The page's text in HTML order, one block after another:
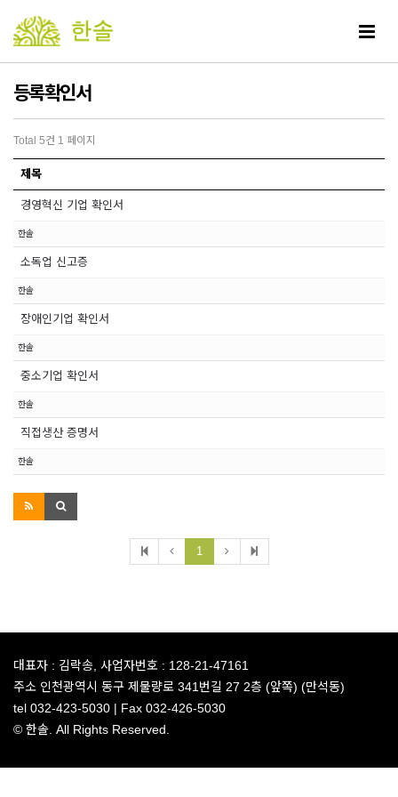
Toggle
등록확인서
Total 5건 1 페이지
제목
경영혁신 기업 확인서
한솔
소독업 신고증
한솔
장애인기업 확인서
한솔
중소기업 확인서
한솔
직접생산 증명서
한솔
1
대표자 : 김락송, 사업자번호 : 128-21-47161
주소 인천광역시 동구 제물량로 341번길 27 2층 (앞쪽) (만석동)
tel 032-423-5030 | Fax 032-426-5030
© 한솔. All Rights Reserved.